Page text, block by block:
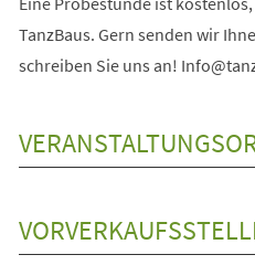
TanzBaus. Gern senden wir
schreiben Sie uns an!